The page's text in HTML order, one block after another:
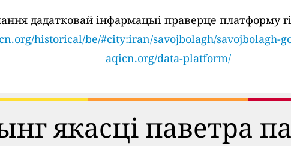
дадатковай інфармацыі праверце платформу
historical/be/#city:iran/savojbolagh/savojbolagh-
aqicn.org/data-platform/
якасці паветра